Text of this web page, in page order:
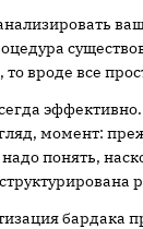
вроде все
эффективно.
момент:
понять,
бардака